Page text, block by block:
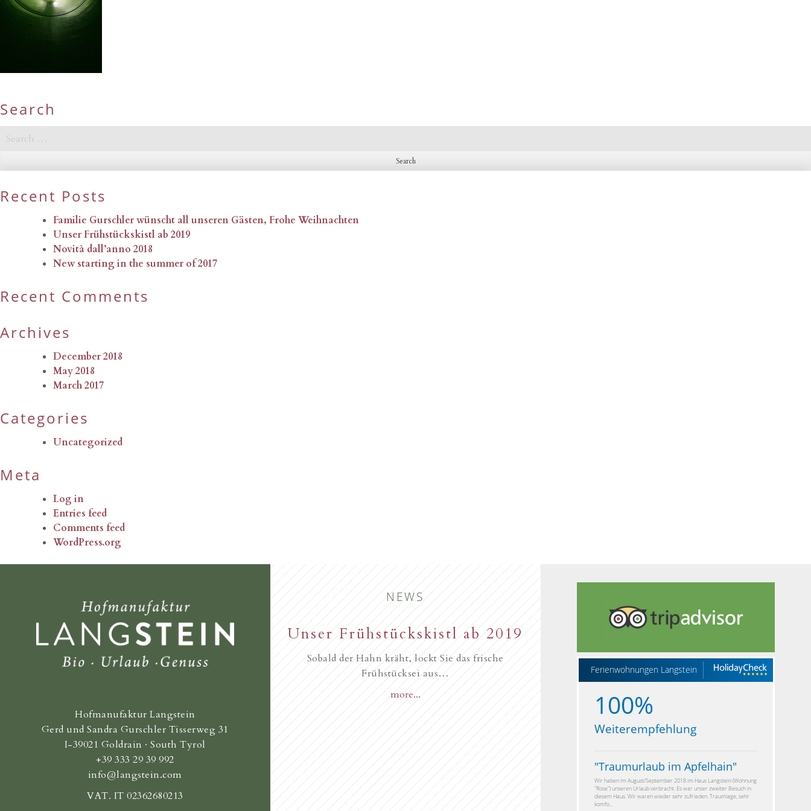
Search
Search
Recent Posts
Familie Gurschler wünscht all unseren Gästen, Frohe Weihnachten
Unser Frühstückskistl ab 2019
Novità dall’anno 2018
New starting in the summer of 2017
Recent Comments
Archives
December 2018
May 2018
March 2017
Categories
Uncategorized
Meta
Log in
Entries feed
Comments feed
WordPress.org
Hofmanufaktur Langstein
Gerd und Sandra Gurschler Tisserweg 31
I-39021 Goldrain · South Tyrol
+39 333 29 39 992
info@langstein.com
VAT. IT 02362680213
NEWS
Familie Gurschler wünscht all
unseren Gästen, Frohe
Weihnachten
Unser Frühstückskistl ab 2019
Sobald der Hahn kräht, lockt Sie das frische
Frühstücksei aus…
more...
New starting in the summer of
2017
Novità dall’anno 2018
Ferienwohnungen Langstein
100%
Weiterempfehlung
"Traumurlaub im Apfelhain"
Wir haben im August/September 2018 im Haus Langstein (Wohnung
"Rose") unseren Urlaub verbracht. Es war unser zweiter Besuch in
diesem Haus. Wir waren wieder sehr zufrieden. Traumlage, sehr
komfo...